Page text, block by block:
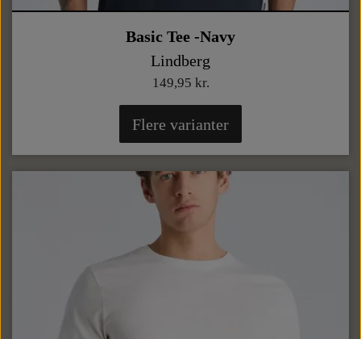
Basic Tee -Navy
Lindberg
149,95 kr.
Flere varianter